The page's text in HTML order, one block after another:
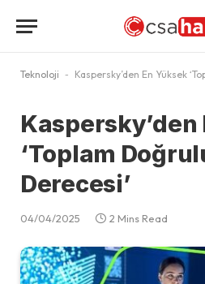
Teknoloji - Kaspersky’den En Yüksek
Kaspersky’den
‘Toplam
Derecesi’
04/04/2025 2 Mins Read